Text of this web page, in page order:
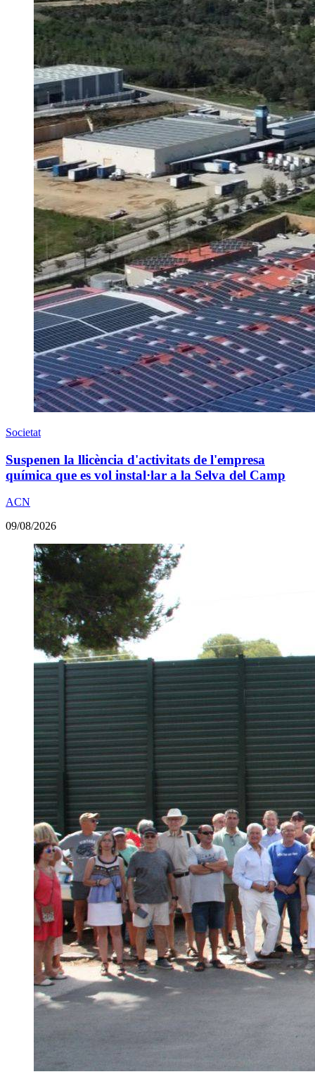
Societat
Suspenen la llicència d'activitats de l'empresa
química que es vol instal·lar a la Selva del Camp
ACN
09/08/2026